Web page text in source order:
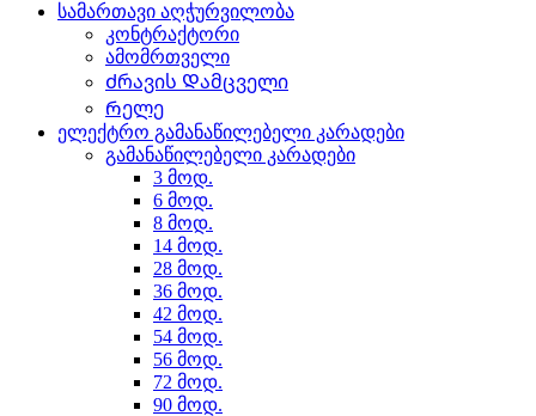
სამართავი აღჭურვილობა
კონტრაქტორი
ამომრთველი
Ძრავის Დამცველი
Რელე
ელექტრო გამანაწილებელი კარადები
გამანაწილებელი კარადები
3 მოდ.
6 მოდ.
8 მოდ.
14 მოდ.
28 მოდ.
36 მოდ.
42 მოდ.
54 მოდ.
56 მოდ.
72 მოდ.
90 მოდ.